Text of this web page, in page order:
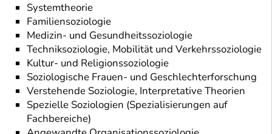
Systemtheorie
Familiensoziologie
Medizin- und Gesundheitssoziologie
Techniksoziologie, Mobilität und Verkehrssoziologie
Kultur- und Religionssoziologie
Soziologische Frauen- und Geschlechterforschung
Verstehende Soziologie, Interpretative Theorien
Spezielle Soziologien (Spezialisierungen auf
Fachbereiche)